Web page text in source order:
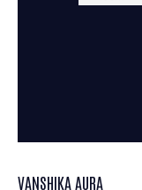
VANSHIKA AURA